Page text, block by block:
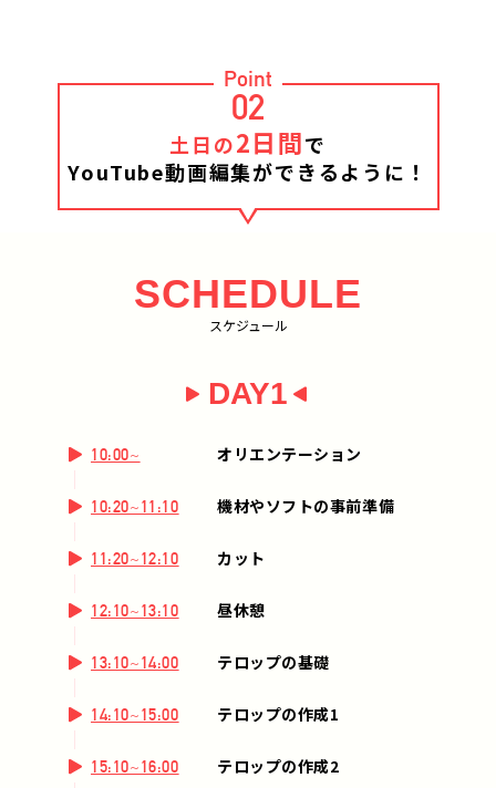
Point
02
土日の2日間で
YouTube動画編集ができるように！
SCHEDULE
スケジュール
DAY1
10:00~ オリエンテーション
10:20~11:10 機材やソフトの事前準備
11:20~12:10 カット
12:10~13:10 昼休憩
13:10~14:00 テロップの基礎
14:10~15:00 テロップの作成1
15:10~16:00 テロップの作成2